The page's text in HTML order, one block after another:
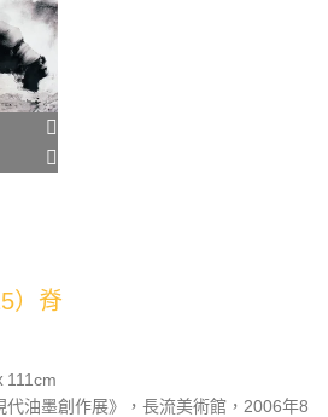
）脊
111cm
油墨創作展》，長流美術館，2006年8